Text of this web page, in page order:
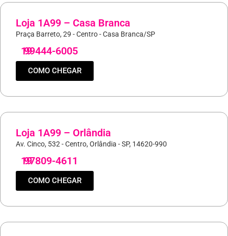
Loja 1A99 – Casa Branca
Praça Barreto, 29 - Centro - Casa Branca/SP
19
99444-6005
COMO CHEGAR
Loja 1A99 – Orlândia
Av. Cinco, 532 - Centro, Orlândia - SP, 14620-990
19
97809-4611
COMO CHEGAR